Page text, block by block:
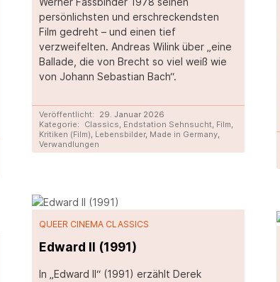
persönlichsten und erschreckendsten
Film gedreht – und einen tief
verzweifelten. Andreas Wilink über „eine
Ballade, die von Brecht so viel weiß wie
von Johann Sebastian Bach“.
Veröffentlicht:
29. Januar 2026
Kategorie:
Classics, Endstation Sehnsucht, Film,
Kritiken (Film), Lebensbilder, Made in Germany,
Verwandlungen
QUEER CINEMA CLASSICS
Edward II (1991)
In „Edward II“ (1991) erzählt Derek